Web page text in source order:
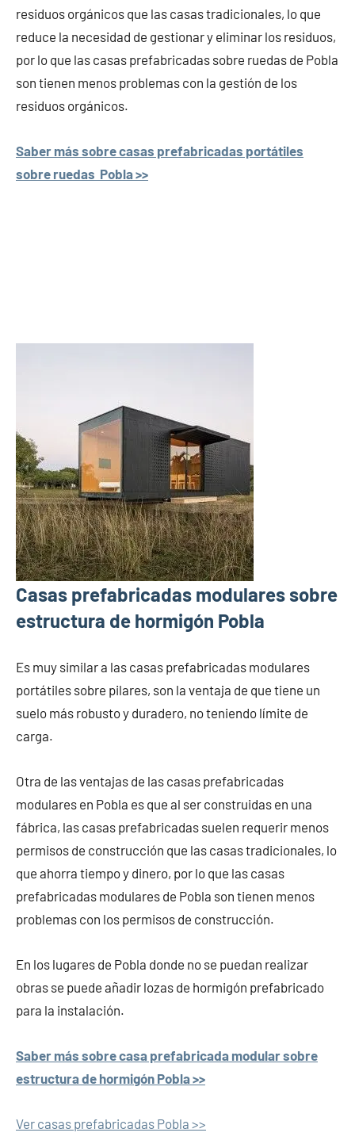
residuos orgánicos que las casas tradicionales, lo que
reduce la necesidad de gestionar y eliminar los residuos,
por lo que las casas prefabricadas sobre ruedas de Pobla
son tienen menos problemas con la gestión de los
residuos orgánicos.
Saber más sobre casas prefabricadas portátiles
sobre ruedas Pobla >>
Casas prefabricadas modulares sobre
estructura de hormigón Pobla
Es muy similar a las casas prefabricadas modulares
portátiles sobre pilares, son la ventaja de que tiene un
suelo más robusto y duradero, no teniendo límite de
carga.
Otra de las ventajas de las casas prefabricadas
modulares en Pobla es que al ser construidas en una
fábrica, las casas prefabricadas suelen requerir menos
permisos de construcción que las casas tradicionales, lo
que ahorra tiempo y dinero, por lo que las casas
prefabricadas modulares de Pobla son tienen menos
problemas con los permisos de construcción.
En los lugares de Pobla donde no se puedan realizar
obras se puede añadir lozas de hormigón prefabricado
para la instalación.
Saber más sobre casa prefabricada modular sobre
estructura de hormigón Pobla >>
Ver casas prefabricadas Pobla >>